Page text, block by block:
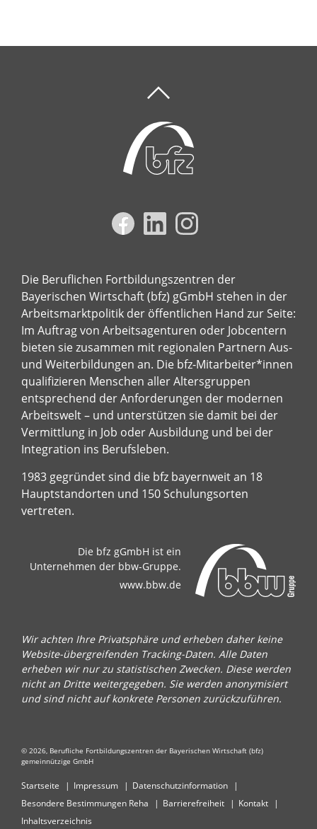
Die Beruflichen Fortbildungszentren der
Bayerischen Wirtschaft (bfz) gGmbH stehen in der
Arbeitsmarktpolitik der öffentlichen Hand zur Seite:
Im Auftrag von Arbeitsagenturen oder Jobcentern
bieten sie zusammen mit regionalen Partnern Aus-
und Weiterbildungen an. Die bfz-Mitarbeiter*innen
qualifizieren Menschen aller Altersgruppen
entsprechend der Anforderungen der modernen
Arbeitswelt – und unterstützen sie damit bei der
Vermittlung in Job oder Ausbildung und bei der
Integration ins Berufsleben.
1983 gegründet sind die bfz bayernweit an 18
Hauptstandorten und 150 Schulungsorten
vertreten.
Die bfz gGmbH ist ein
Unternehmen der bbw-Gruppe.
www.bbw.de
Wir achten Ihre Privatsphäre und erheben daher keine
Website-übergreifenden Tracking-Daten. Alle Daten
erheben wir nur zu statistischen Zwecken. Diese werden
nicht an Dritte weitergegeben. Sie werden anonymisiert
und sind nicht auf konkrete Personen zurückzuführen.
© 2026, Berufliche Fortbildungszentren der Bayerischen Wirtschaft (bfz)
gemeinnützige GmbH
Startseite Impressum
Datenschutzinformation
Besondere Bestimmungen Reha
Barrierefreiheit
Kontakt
Inhaltsverzeichnis